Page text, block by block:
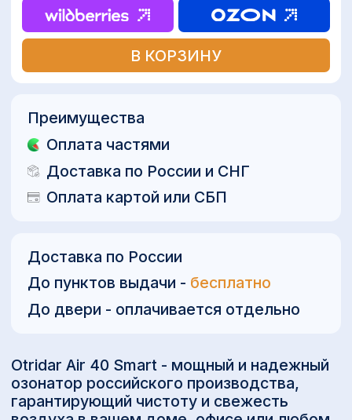
Otridar Air 40 Smart - мощный и надежный
озонатор российского производства,
гарантирующий чистоту и свежесть
другом помещении. Он обладает
производительностью 40 грамм озона в
час, что позволяет эффективно очищать
воздух в помещениях до 1000 м³.
Описание
До двери - оплачивается отдельно